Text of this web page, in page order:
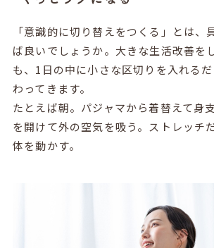
「意識的に切り替えをつくる」とは、
ば良いでしょうか。大きな生活改善を
も、1日の中に小さな区切りを入れる
わってきます。
たとえば朝。パジャマから着替えて身
を開けて外の空気を吸う。ストレッチ
体を動かす。